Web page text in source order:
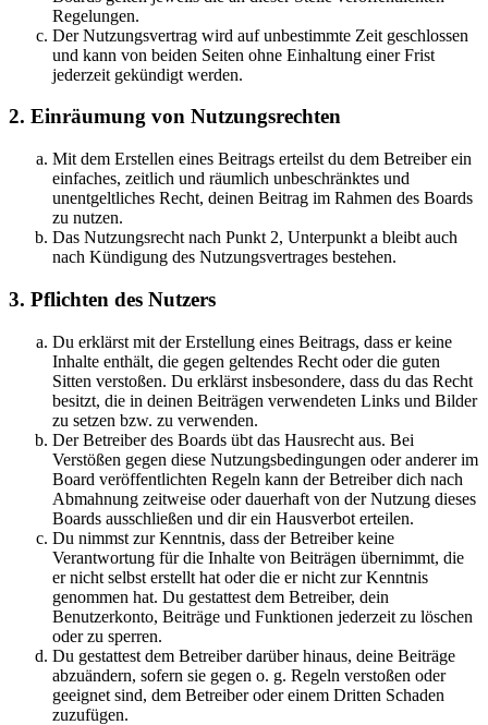
Regelungen.
Der Nutzungsvertrag wird auf unbestimmte Zeit geschlossen
und kann von beiden Seiten ohne Einhaltung einer Frist
jederzeit gekündigt werden.
2. Einräumung von Nutzungsrechten
Mit dem Erstellen eines Beitrags erteilst du dem Betreiber ein
einfaches, zeitlich und räumlich unbeschränktes und
unentgeltliches Recht, deinen Beitrag im Rahmen des Boards
zu nutzen.
Das Nutzungsrecht nach Punkt 2, Unterpunkt a bleibt auch
nach Kündigung des Nutzungsvertrages bestehen.
3. Pflichten des Nutzers
Du erklärst mit der Erstellung eines Beitrags, dass er keine
Inhalte enthält, die gegen geltendes Recht oder die guten
Sitten verstoßen. Du erklärst insbesondere, dass du das Recht
besitzt, die in deinen Beiträgen verwendeten Links und Bilder
zu setzen bzw. zu verwenden.
Der Betreiber des Boards übt das Hausrecht aus. Bei
Verstößen gegen diese Nutzungsbedingungen oder anderer im
Board veröffentlichten Regeln kann der Betreiber dich nach
Abmahnung zeitweise oder dauerhaft von der Nutzung dieses
Boards ausschließen und dir ein Hausverbot erteilen.
Du nimmst zur Kenntnis, dass der Betreiber keine
Verantwortung für die Inhalte von Beiträgen übernimmt, die
er nicht selbst erstellt hat oder die er nicht zur Kenntnis
genommen hat. Du gestattest dem Betreiber, dein
Benutzerkonto, Beiträge und Funktionen jederzeit zu löschen
oder zu sperren.
Du gestattest dem Betreiber darüber hinaus, deine Beiträge
abzuändern, sofern sie gegen o. g. Regeln verstoßen oder
geeignet sind, dem Betreiber oder einem Dritten Schaden
zuzufügen.